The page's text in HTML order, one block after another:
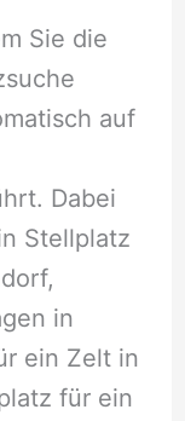
Sie die
auf
Dabei
Stellplatz
in
ein Zelt in
für ein